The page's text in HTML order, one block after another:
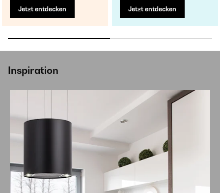
Jetzt entdecken Jetzt entdecken
Inspiration